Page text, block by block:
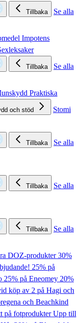
Tillbaka
Se alla
Impotens
Tillbaka
Se alla
Praktiska
och stöd
Stomi
Tillbaka
Se alla
Tillbaka
Se alla
Tillbaka
Se alla
DOZ-produkter30%
25% på
25% på Eneomey 20%
köp av 2 på Hagi och
och Beachkind
på fotprodukterUpp till